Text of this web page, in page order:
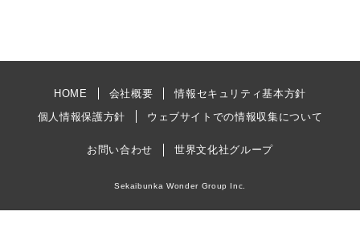
HOME 会社概要
情報セキュリティ基本方針
個人情報保護方針
ウェブサイトでの情報収集について
お問い合わせ 世界文化社グループ
Sekaibunka Wonder Group Inc.